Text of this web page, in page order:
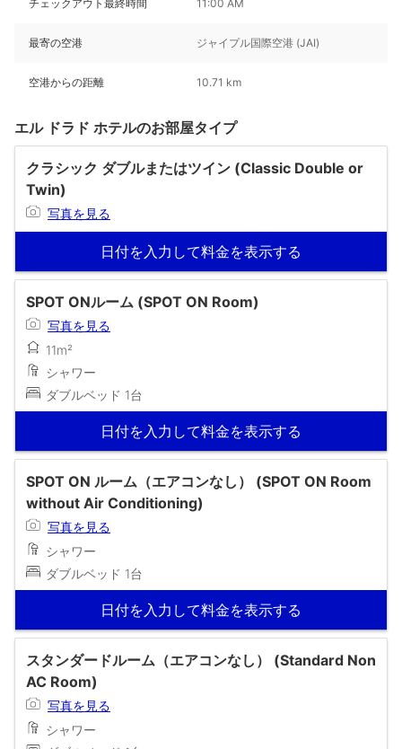
チェックアウト最終時間 11:00 AM
最寄の空港 ジャイプル国際空港 (JAI)
空港からの距離 10.71 km
エル ドラド ホテルのお部屋タイプ
クラシック ダブルまたはツイン (Classic Double or
Twin)
写真を見る
日付を入力して料金を表示する
SPOT ONルーム (SPOT ON Room)
写真を見る
11m²
シャワー
ダブルベッド 1台
日付を入力して料金を表示する
SPOT ON ルーム（エアコンなし） (SPOT ON Room
without Air Conditioning)
写真を見る
シャワー
ダブルベッド 1台
日付を入力して料金を表示する
スタンダードルーム（エアコンなし） (Standard Non
AC Room)
写真を見る
シャワー